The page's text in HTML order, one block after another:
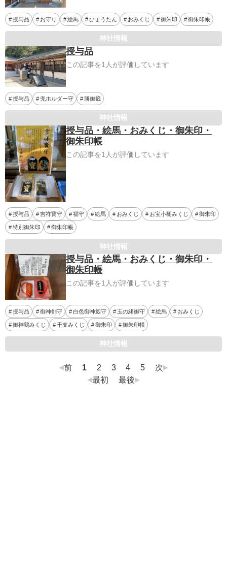
授与品 お守り 絵馬 ひょうたん おみくじ 御朱印 御朱印帳
神社情報
授与品
この記事を1人が評価しています
授与品 兜ホルダー守 勝御籤
神社情報
授与品・絵馬・おみくじ・御朱印・
御朱印帳
この記事を1人が評価しています
授与品 吉祥寳守 福守 絵馬 おみくじ お宝小槌みくじ 御朱印
特別御朱印 御朱印帳
神社情報
授与品・絵馬・おみくじ・御朱印・
御朱印帳
この記事を1人が評価しています
授与品 御神剣守 白色御神劔守 玉の緒御守 絵馬 おみくじ
御神鶏みくじ 干支みくじ 御朱印 御朱印帳
神社情報
前 1 2 3 4 5
次
最初
最後